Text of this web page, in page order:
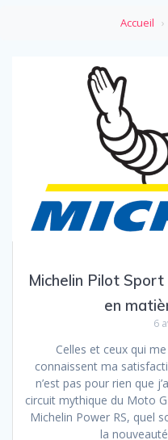
Accueil ›
Michelin Pilot
en
6
Celles et ceux qui
connaissent ma
n’est pas pour rien que
circuit mythique du Moto
Michelin Power RS, quel
la